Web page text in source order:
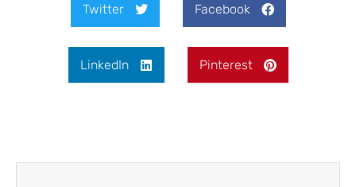
Facebook
Twitter
Pinterest
LinkedIn